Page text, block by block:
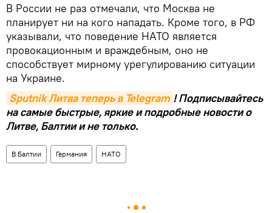
В России не раз отмечали, что Москва не
планирует ни на кого нападать. Кроме того, в РФ
указывали, что поведение НАТО является
провокационным и враждебным, оно не
способствует мирному урегулированию ситуации
на Украине.
Sputnik Литва теперь в Telegram ! Подписывайтесь
на самые быстрые, яркие и подробные новости о
Литве, Балтии и не только.
В Балтии Германия НАТО